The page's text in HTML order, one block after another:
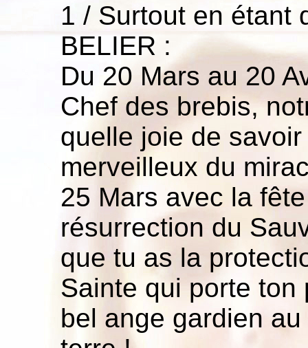
1 / Surtout en étant
BELIER :
Du 20 Mars au 20
Chef des brebis,
quelle joie de
merveilleux du
25 Mars avec la
résurrection du
que tu as la
Sainte qui porte ton
bel ange gardien